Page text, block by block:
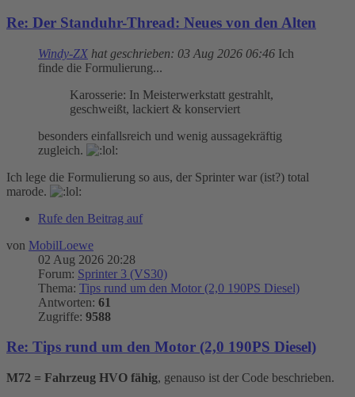
Re: Der Standuhr-Thread: Neues von den Alten
Windy-ZX hat geschrieben: 03 Aug 2026 06:46 Ich
finde die Formulierung...
Karosserie: In Meisterwerkstatt gestrahlt,
geschweißt, lackiert & konserviert
besonders einfallsreich und wenig aussagekräftig
zugleich.
Ich lege die Formulierung so aus, der Sprinter war (ist?) total
marode.
Rufe den Beitrag auf
von MobilLoewe
02 Aug 2026 20:28
Forum: Sprinter 3 (VS30)
Thema: Tips rund um den Motor (2,0 190PS Diesel)
Antworten: 61
Zugriffe: 9588
Re: Tips rund um den Motor (2,0 190PS Diesel)
M72 = Fahrzeug HVO fähig, genauso ist der Code beschrieben.